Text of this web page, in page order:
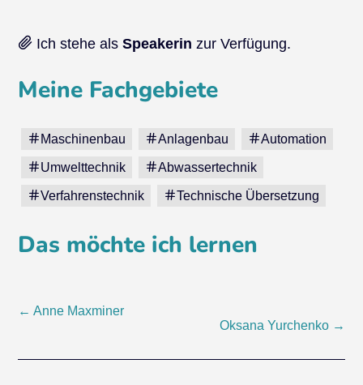
Ich stehe alsSpeakerin zur Verfügung.
Meine Fachgebiete
Maschinenbau Anlagenbau Automation
Umwelttechnik Abwassertechnik
Verfahrenstechnik Technische Übersetzung
Das möchte ich lernen
Post
← Anne Maxminer
Oksana Yurchenko →